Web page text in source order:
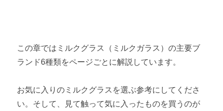
ヘーゼルアトラスとは 【ミルクグラス主要ブランド6選】
フェデラルとは 【ミルクグラス主要ブランド6選】
グラスベイクとは 【ミルクグラス主要ブランド6選】
この章ではミルクグラス（ミルクガラス）の主要ブ
ランド6種類をページごとに解説しています。
お気に入りのミルクグラスを選ぶ参考にしてくださ
い。そして、見て触って気に入ったものを買うのが